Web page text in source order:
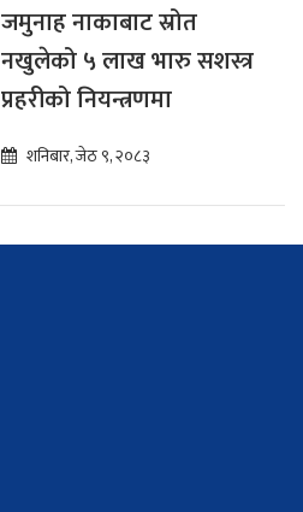
जमुनाह नाकाबाट स्रोत
नखुलेको ५ लाख भारु सशस्त्र
प्रहरीको नियन्त्रणमा
शनिबार, जेठ ९, २०८३